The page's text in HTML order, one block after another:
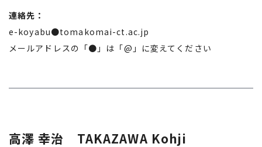
連絡先：
e-koyabu●tomakomai-ct.ac.jp
メールアドレスの「●」は「@」に変えてください
高澤 幸治 TAKAZAWA Kohji